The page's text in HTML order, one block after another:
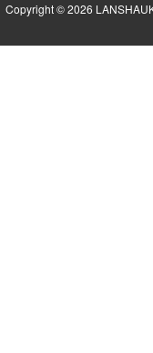
Copyright © 2026